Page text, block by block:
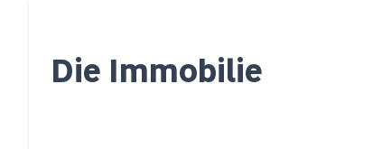
Die Immobilie